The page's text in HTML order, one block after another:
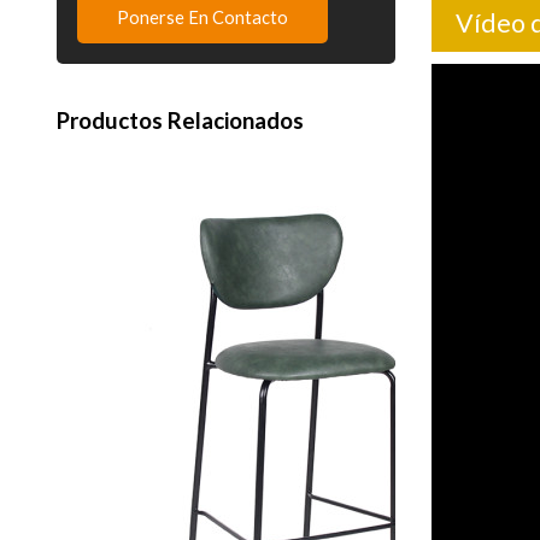
Ponerse En Contacto
Productos Relacionados
Vídeo